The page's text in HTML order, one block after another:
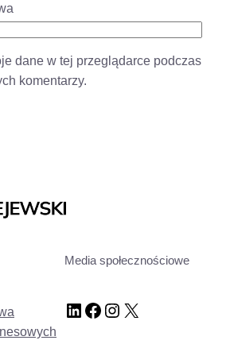
dane w tej przeglądarce podczas
komentarzy.
Media społecznościowe
LinkedIn Facebook Instagram X